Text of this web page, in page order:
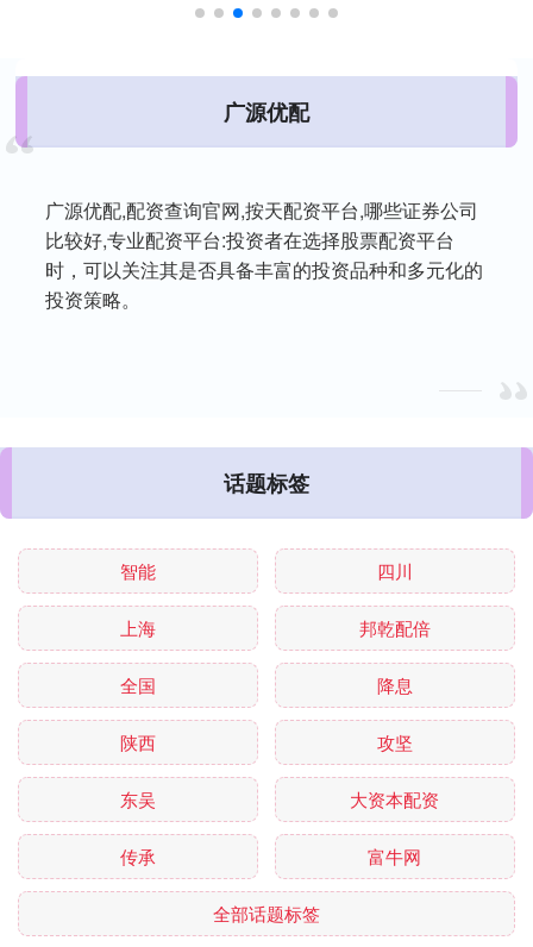
广源优配
广源优配,配资查询官网,按天配资平台,哪些证券公司
比较好,专业配资平台:投资者在选择股票配资平台
时，可以关注其是否具备丰富的投资品种和多元化的
投资策略。
话题标签
智能 四川
上海 邦乾配倍
全国 降息
陕西 攻坚
东吴 大资本配资
传承 富牛网
全部话题标签